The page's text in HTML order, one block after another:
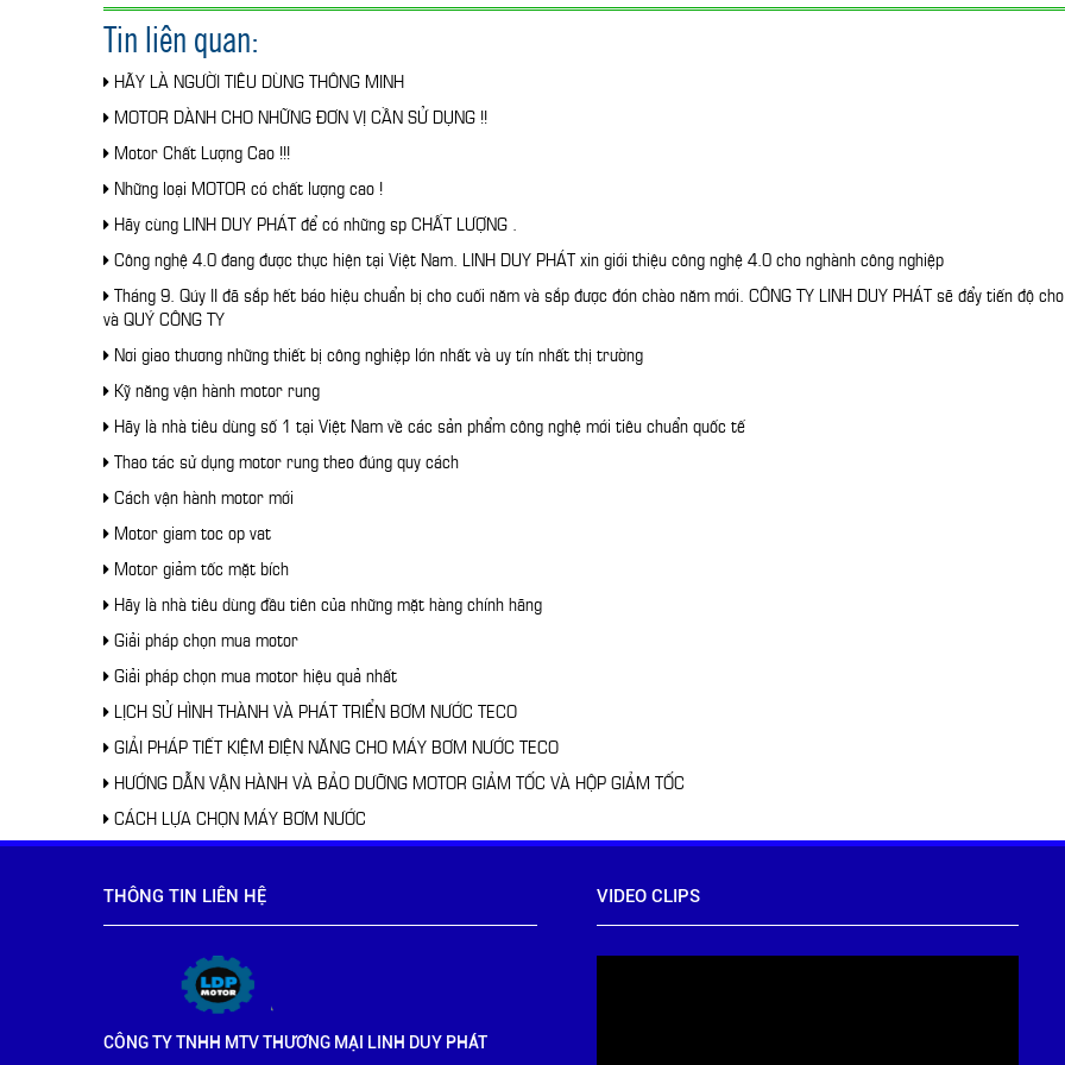
Tin liên quan:
HÃY LÀ NGƯỜI TIÊU DÙNG THÔNG MINH
MOTOR DÀNH CHO NHỮNG ĐƠN VỊ CẦN SỬ DỤNG !!
Motor Chất Lượng Cao !!!
Những loại MOTOR có chất lượng cao !
Hãy cùng LINH DUY PHÁT để có những sp CHẤT LƯỢNG .
Công nghệ 4.0 đang được thực hiện tại Việt Nam. LINH DUY PHÁT xin giới thiệu công nghệ 4.0 cho nghành công nghiệp
Tháng 9. Qúy II đã sắp hết báo hiệu chuẩn bị cho cuối năm và sắp được đón chào năm mới. CÔNG TY LINH DUY PHÁT sẽ đẩy tiến độ
và QUÝ CÔNG TY
Nơi giao thương những thiết bị công nghiệp lớn nhất và uy tín nhất thị trường
Kỹ năng vận hành motor rung
Hãy là nhà tiêu dùng số 1 tại Việt Nam về các sản phẩm công nghệ mới tiêu chuẩn quốc tế
Thao tác sử dụng motor rung theo đúng quy cách
Cách vận hành motor mới
Motor giam toc op vat
Motor giảm tốc mặt bích
Hãy là nhà tiêu dùng đầu tiên của những mặt hàng chính hãng
Giải pháp chọn mua motor
Giải pháp chọn mua motor hiệu quả nhất
LỊCH SỬ HÌNH THÀNH VÀ PHÁT TRIỂN BƠM NƯỚC TECO
GIẢI PHÁP TIẾT KIỆM ĐIỆN NĂNG CHO MÁY BƠM NƯỚC TECO
HƯỚNG DẪN VẬN HÀNH VÀ BẢO DƯỠNG MOTOR GIẢM TỐC VÀ HỘP GIẢM TỐC
CÁCH LỰA CHỌN MÁY BƠM NƯỚC
THÔNG TIN LIÊN HỆ
CÔNG TY TNHH MTV THƯƠNG MẠI LINH DUY PHÁT
VIDEO CLIPS